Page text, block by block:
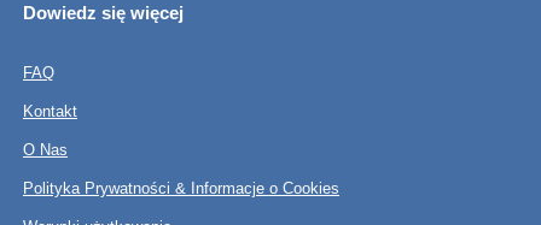
Dowiedz się więcej
FAQ
Kontakt
O Nas
Polityka Prywatności & Informacje o Cookies